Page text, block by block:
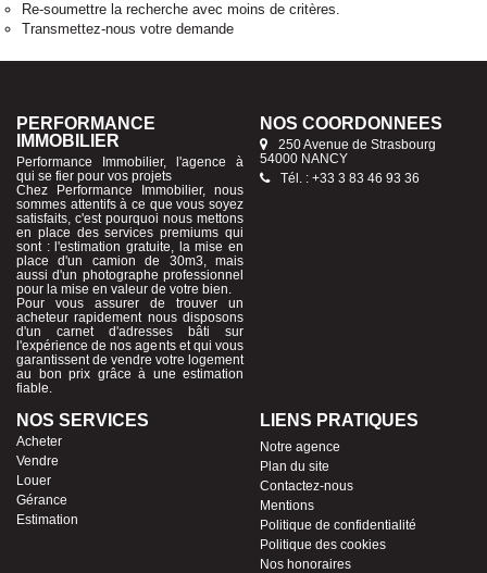
Re-soumettre la recherche avec moins de critères.
Transmettez-nous votre demande
PERFORMANCE
IMMOBILIER
Performance Immobilier, l'agence à
qui se fier pour vos projets
Chez Performance Immobilier, nous
sommes attentifs à ce que vous soyez
satisfaits, c'est pourquoi nous mettons
en place des services premiums qui
sont : l'estimation gratuite, la mise en
place d'un camion de 30m3, mais
aussi d'un photographe professionnel
pour la mise en valeur de votre bien.
Pour vous assurer de trouver un
acheteur rapidement nous disposons
d'un carnet d'adresses bâti sur
l'expérience de nos agents et qui vous
garantissent de vendre votre logement
au bon prix grâce à une estimation
fiable.
NOS COORDONNÉES
250 Avenue de Strasbourg
54000 NANCY
Tél. : +33 3 83 46 93 36
NOS SERVICES
Acheter
Vendre
Louer
Gérance
Estimation
LIENS PRATIQUES
Notre agence
Plan du site
Contactez-nous
Mentions
Politique de confidentialité
Politique des cookies
Nos honoraires